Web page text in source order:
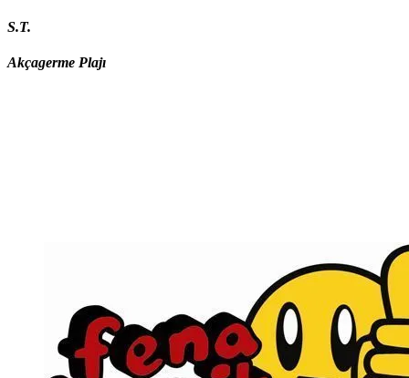
S.T.
Akçagerme Plajı